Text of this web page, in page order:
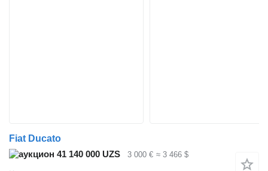
Fiat Ducato
41 140 000 UZS
3 000 € ≈ 3 466 $